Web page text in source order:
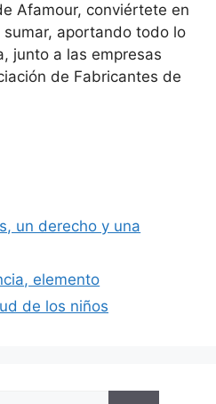
Afamour, conviértete en
aportando todo lo
junto a las empresas
de Fabricantes de
un derecho y una
elemento
de los niños